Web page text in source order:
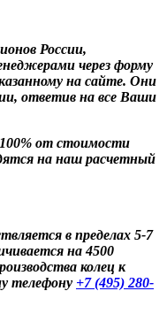
России,
через форму
на сайте. Они
ответив на все Ваши
от стоимости
на наш расчетный
в пределах 5-7
на 4500
колец к
телефону +7 (495) 280-